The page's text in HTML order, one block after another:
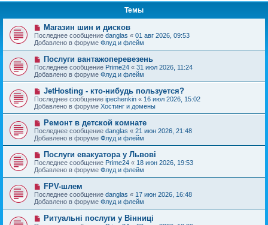
Темы
Н
о
в
о
е
с
о
о
б
щ
е
н
и
е
Магазин шин и дисков
Последнее сообщение danglas « 01 авг 2026, 09:53
Добавлено в форуме Флуд и флейм
Н
о
в
о
с
о
о
б
щ
е
н
и
е
Послуги вантажоперевезень
Последнее сообщение Prime24 « 31 июл 2026, 11:24
Добавлено в форуме Флуд и флейм
Н
о
в
о
е
с
о
о
б
щ
е
н
и
е
JetHosting - кто-нибудь пользуется?
Последнее сообщение ipechenkin « 16 июл 2026, 15:02
Добавлено в форуме Хостинг и домены
Н
о
в
о
е
с
о
о
б
щ
е
н
и
е
Ремонт в детской комнате
Последнее сообщение danglas « 21 июн 2026, 21:48
Добавлено в форуме Флуд и флейм
Н
о
в
о
е
с
о
о
б
щ
Послуги евакуатора у Львові
Последнее сообщение Prime24 « 18 июн 2026, 19:53
Добавлено в форуме Флуд и флейм
Н
о
в
о
е
с
FPV-шлем
Последнее сообщение danglas « 17 июн 2026, 16:48
Добавлено в форуме Флуд и флейм
Н
о
Ритуальні послуги у Вінниці